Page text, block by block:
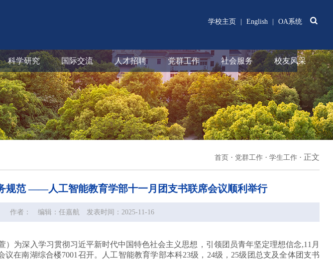
学校主页 English OA系统
科学研究 国际交流 人才招聘 党群工作 社会服务 校友风采
首页 · 党群工作 ·学生工作 · 正文
规范 ——人工智能教育学部十一月团支书联席会议顺利举行
作者： 编辑：任嘉航 发表时间：2025-11-16
）为深入学习贯彻习近平新时代中国特色社会主义思想，引领团员青年坚定理想信念,11月
在南湖综合楼7001召开。人工智能教育学部本科23级 ， 24级 ， 25级团总支及全体团支书